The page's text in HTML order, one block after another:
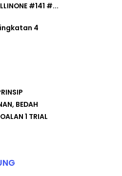
#141 #...
4
BEDAH
1 TRIAL